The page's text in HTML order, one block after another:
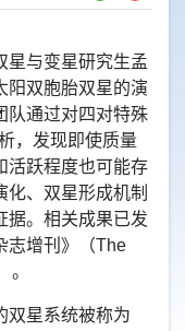
星与变星研究生孟
阳双胞胎双星的演
队通过对四对特殊
，发现即使质量
活跃程度也可能存
、双星形成机制
据。相关成果已发
志增刊》（The
。
双星系统被称为